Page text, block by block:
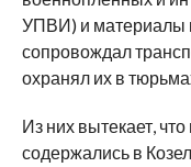
УПВИ) и материалы
сопровождал
охранял их в
Из них вытекает,
содержались в